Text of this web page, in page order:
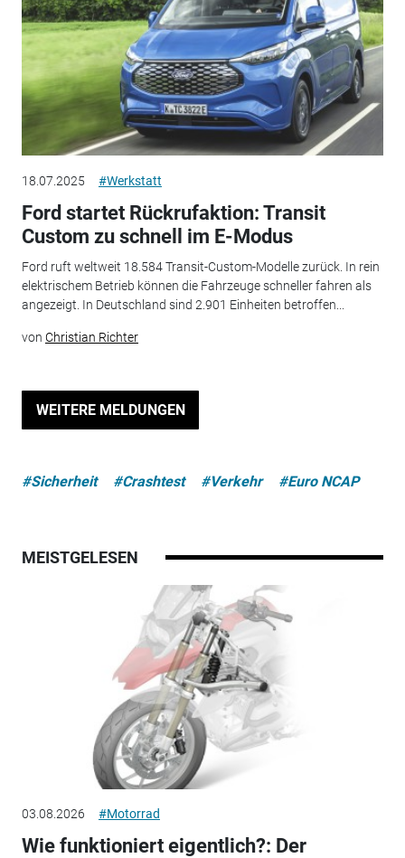
18.07.2025 #Werkstatt
Ford startet Rückrufaktion: Transit
Custom zu schnell im E-Modus
Ford ruft weltweit 18.584 Transit-Custom-Modelle zurück. In rein
elektrischem Betrieb können die Fahrzeuge schneller fahren als
angezeigt. In Deutschland sind 2.901 Einheiten betroffen...
von Christian Richter
WEITERE MELDUNGEN
#Sicherheit #Crashtest #Verkehr #Euro NCAP
MEISTGELESEN
03.08.2026 #Motorrad
Wie funktioniert eigentlich?: Der